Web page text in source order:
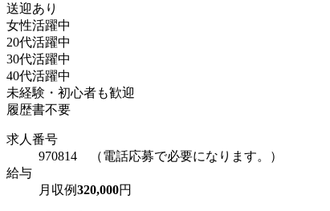
送迎あり
女性活躍中
20代活躍中
30代活躍中
40代活躍中
未経験・初心者も歓迎
履歴書不要
求人番号
970814 （電話応募で必要になります。）
給与
月収例320,000円